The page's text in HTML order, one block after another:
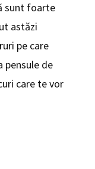
sunt foarte
astăzi
pe care
pensule de
care te vor